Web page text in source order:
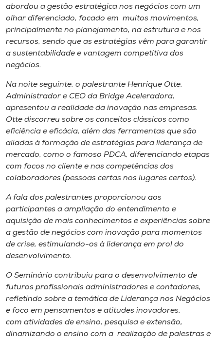
abordou a gestão estratégica nos negócios com um
olhar diferenciado, focado em muitos movimentos,
principalmente no planejamento, na estrutura e nos
recursos, sendo que as estratégias vêm para garantir
a sustentabilidade e vantagem competitiva dos
negócios.
Na noite seguinte, o palestrante Henrique Otte,
Administrador e CEO da Bridge Aceleradora,
apresentou a realidade da inovação nas empresas.
Otte discorreu sobre os conceitos clássicos como
eficiência e eficácia, além das ferramentas que são
aliadas à formação de estratégias para liderança de
mercado, como o famoso PDCA, diferenciando etapas
com focos no cliente e nas competências dos
colaboradores (pessoas certas nos lugares certos).
A fala dos palestrantes proporcionou aos
participantes a ampliação do entendimento e
aquisição de mais conhecimentos e experiências sobre
a gestão de negócios com inovação para momentos
de crise, estimulando-os à liderança em prol do
desenvolvimento.
O Seminário contribuiu para o desenvolvimento de
futuros profissionais administradores e contadores,
refletindo sobre a temática de Liderança nos Negócios
e foco em pensamentos e atitudes inovadores,
com atividades de ensino, pesquisa e extensão,
dinamizando o ensino com a realização de palestras e